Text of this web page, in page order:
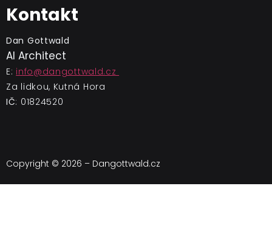
Kontakt
Dan Gottwald
AI Architect
E: info@dangottwald.cz
Za lidkou, Kutná Hora
IČ: 01824520
Copyright © 2026 – Dangottwald.cz